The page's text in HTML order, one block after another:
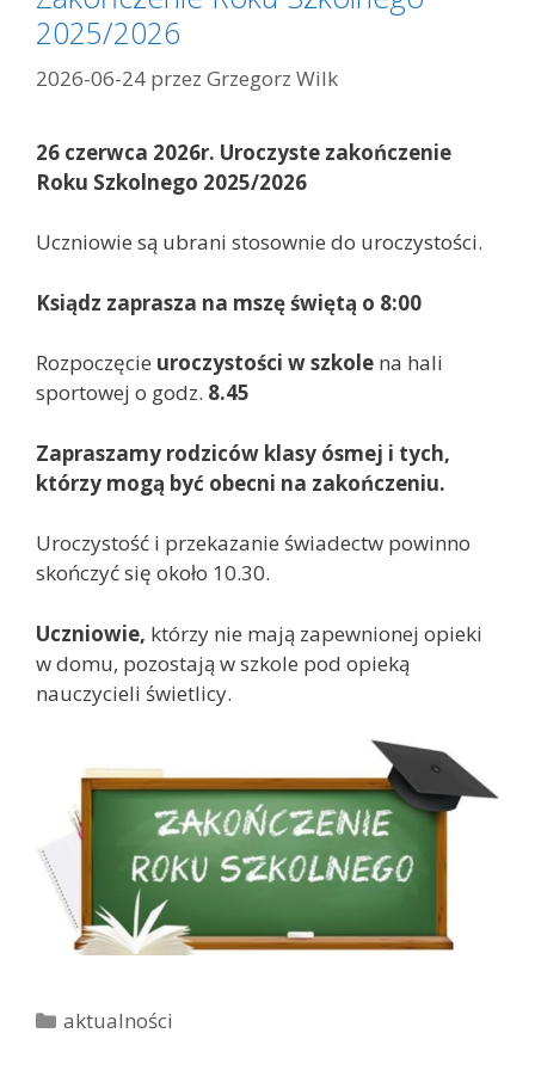
o
r
i
2025/2026
2026-06-24 przez Grzegorz Wilk
26 czerwca 2026r. Uroczyste zakończenie
Roku Szkolnego 2025/2026
Uczniowie są ubrani stosownie do uroczystości.
Ksiądz zaprasza na mszę świętą o 8:00
Rozpoczęcie uroczystości w szkole na hali
sportowej o godz. 8.45
Zapraszamy rodziców klasy ósmej i tych,
którzy mogą być obecni na zakończeniu.
Uroczystość i przekazanie świadectw powinno
skończyć się około 10.30.
Uczniowie, którzy nie mają zapewnionej opieki
w domu, pozostają w szkole pod opieką
nauczycieli świetlicy.
K
aktualności